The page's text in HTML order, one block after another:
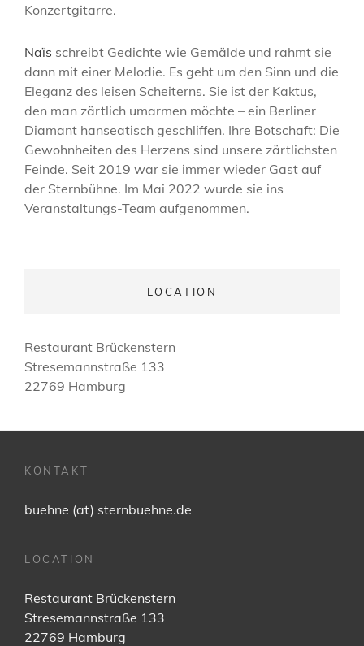
Konzertgitarre.
Naïs schreibt Gedichte wie Gemälde und rahmt sie
dann mit einer Melodie. Es geht um den Sinn und die
Eleganz des leisen Scheiterns. Sie ist der Kaktus,
den man zärtlich umarmen möchte – ein Berliner
Diamant hanseatisch geschliffen. Ihre Botschaft: Die
Gewohnheiten des Herzens sind unsere zärtlichsten
Feinde. Seit 2019 war sie immer wieder Gast auf
der Sternbühne. Im Mai 2022 wurde sie ins
Veranstaltungs-Team aufgenommen.
LOCATION
Restaurant Brückenstern
Stresemannstraße 133
22769 Hamburg
KONTAKT
buehne (at) sternbuehne.de
LOCATION
Restaurant Brückenstern
Stresemannstraße 133
22769 Hamburg